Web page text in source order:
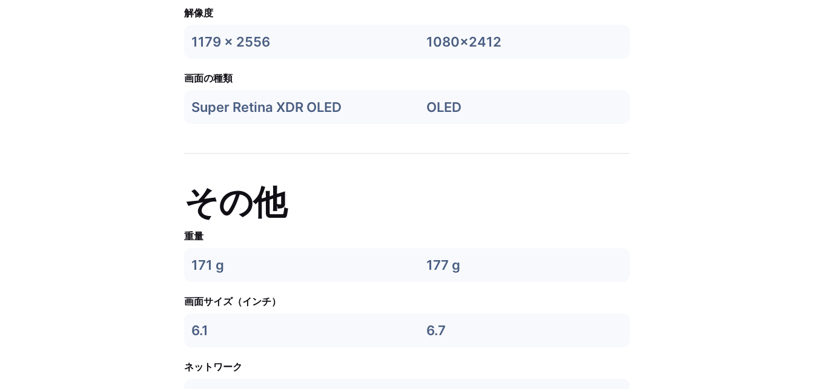
解像度
1179 x 2556 1080x2412
画面の種類
Super Retina XDR OLED OLED
その他
重量
171 g 177 g
画面サイズ（インチ）
6.1 6.7
ネットワーク